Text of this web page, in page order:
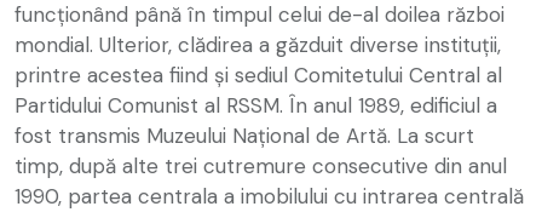
funcționând până în timpul celui de-al doilea război
mondial. Ulterior, clădirea a găzduit diverse instituții,
printre acestea fiind și sediul Comitetului Central al
Partidului Comunist al RSSM. În anul 1989, edificiul a
fost transmis Muzeului Național de Artă. La scurt
timp, după alte trei cutremure consecutive din anul
1990, partea centrala a imobilului cu intrarea centrală